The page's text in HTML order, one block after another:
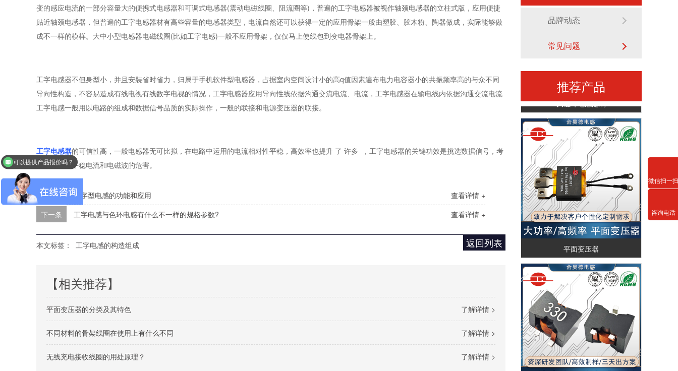
变的感应电流的一部分容量大的便携式电感器和可调式电感器(震动电磁线圈、阻流圈等)，普遍的工字电感器被视作轴颈电感器的立柱式版，应用便捷
贴近轴颈电感器，但普遍的工字电感器材有高些容量的电感器类型，电流自然还可以获得一定的应用骨架一般由塑胶、胶木粉、陶器做成，实际能够做
成不一样的模样。大中小型电感器电磁线圈(比如工字电感)一般不应用骨架，仅仅马上使线包到变电器骨架上。
工字电感器不但身型小，并且安裝省时省力，归属于手机软件型电感器，占据室内空间设计小的高q值因素遍布电力电容器小的共振频率高的与众不同
导向性构造，不容易造成有线电视有线数字电视的情况，工字电感器应用导向性线依据沟通交流电流、电流，工字电感器在输电线内依据沟通交流电流
工字电感一般用以电路的组成和数据信号品质的实际操作，一般的联接和电源变压器的联接。
工字电感器的可信性高，一般电感器无可比拟，在电路中运用的电流相对性平稳，高效率也提升 了 许多 ，工字电感器的关键功效是挑选数据信号，考
虑到噪声，平稳电流和电磁波的危害。
查看详情 +
上一条
工字型电感的功能和应用
查看详情 +
下一条 工字电感与色环电感有什么不一样的规格参数?
返回列表
本文标签： 工字电感的构造组成
【相关推荐】
了解详情 >
平面变压器的分类及其特色
了解详情 >
不同材料的骨架线圈在使用上有什么不同
了解详情 >
无线充电接收线圈的用处原理？
品牌动态
常见问题
推荐产品
大磁环电感定制
平面变压器
微信扫一扫
咨询电话
可以提供产品报价吗？